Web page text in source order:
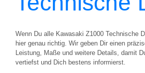
Wenn Du alle Kawasaki Z1000 Technische
hier genau richtig. Wir geben Dir einen
Leistung, Maße und weitere Details, damit
vertiefst und Dich bestens informierst.